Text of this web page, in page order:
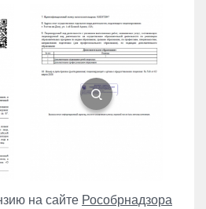
на сайте Рособрнадзора